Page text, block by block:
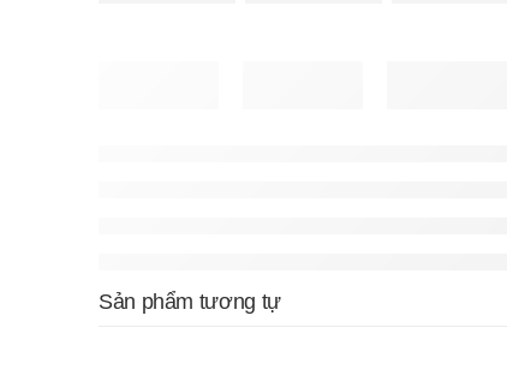
Sản phẩm tương tự